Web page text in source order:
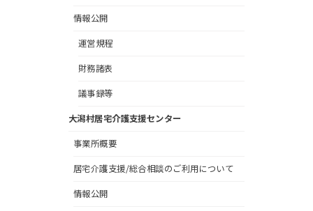
情報公開
運営規程
財務諸表
議事録等
大潟村居宅介護支援センター
事業所概要
居宅介護支援/総合相談のご利用について
情報公開